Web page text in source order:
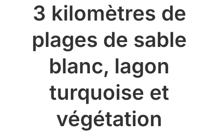
3 kilomètres de
plages de sable
blanc, lagon
turquoise et
végétation